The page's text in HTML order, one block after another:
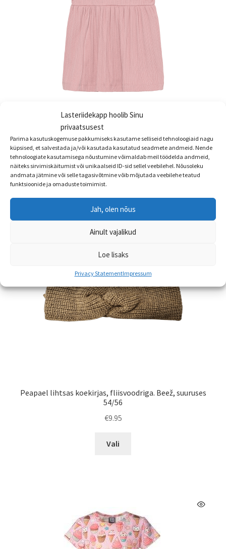
Lasteriidekapp hoolib Sinu
privaatsusest
Parima kasutuskogemuse pakkumiseks kasutame selliseid tehnoloogiaid nagu
küpsised, et salvestada ja/või kasutada kasutatud seadmete andmeid. Nende
tehnoloogiate kasutamisega nõustumine võimaldab meil töödelda andmeid,
näiteks sirvimiskäitumist või unikaalseid ID-sid sellel veebilehel. Nõusoleku
andmata jätmine või selle tagasivõtmine võib mõjutada veebilehe teatud
funktsioonide ja omaduste toimimist.
Jah, olen nõus
Ainult vajalikud
Loe lisaks
Privacy StatementImpressum
Enfant body-kleit Pointelle
€26.95
Vali
Sellel
tootel
mitu
varianti.
Valikuid
saab
Peapael lihtsas koekirjas, fliisvoodriga. Beež, suuruses
54/56
€9.95
Vali
saab
teha
tootelehel.